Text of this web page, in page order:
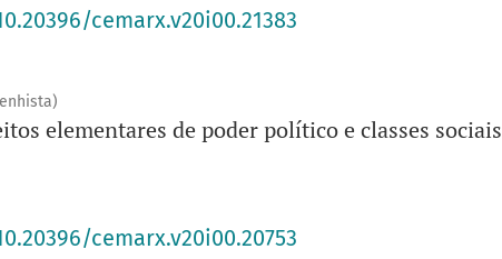
cemarx.v20i00.21383
elementares de poder político e classes sociais
cemarx.v20i00.20753